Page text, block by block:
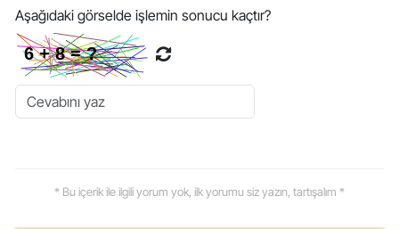
Aşağıdaki görselde işlemin sonucu kaçtır?
* Bu içerik ile ilgili yorum yok, ilk yorumu siz yazın, tartışalım *